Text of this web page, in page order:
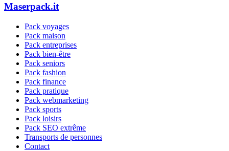
Maserpack.it
Pack voyages
Pack maison
Pack entreprises
Pack bien-être
Pack seniors
Pack fashion
Pack finance
Pack pratique
Pack webmarketing
Pack sports
Pack loisirs
Pack SEO extrême
Transports de personnes
Contact